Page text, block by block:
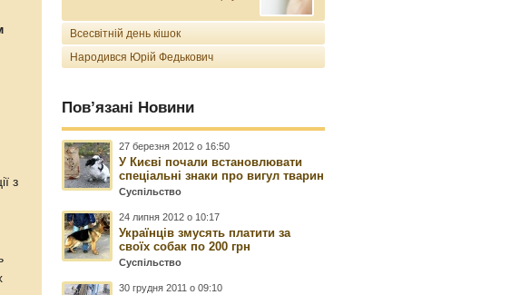
з
Всесвітній день кішок
Народився Юрій Федькович
Пов’язані Новини
27 березня 2012 о 16:50
У Києві почали встановлювати
спеціальні знаки про вигул тварин
Суспільство
24 липня 2012 о 10:17
Українців змусять платити за
своїх собак по 200 грн
Суспільство
30 грудня 2011 о 09:10